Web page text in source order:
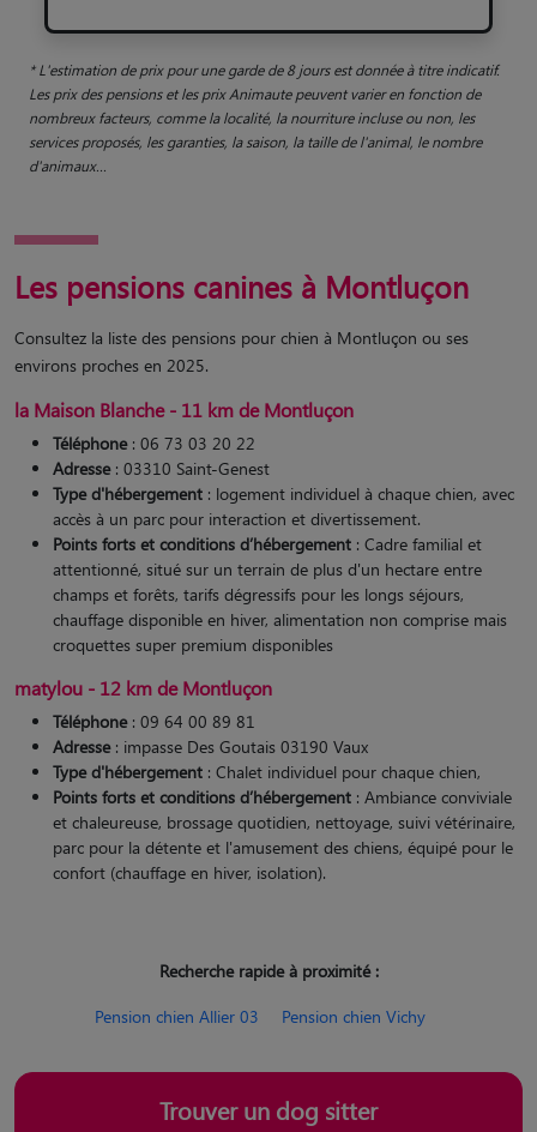
* L'estimation de prix pour une garde de 8 jours est donnée à titre indicatif.
Les prix des pensions et les prix Animaute peuvent varier en fonction de
nombreux facteurs, comme la localité, la nourriture incluse ou non, les
services proposés, les garanties, la saison, la taille de l'animal, le nombre
d'animaux...
Les pensions canines à Montluçon
Consultez la liste des pensions pour chien à Montluçon ou ses
environs proches en 2025.
la Maison Blanche - 11 km de Montluçon
Téléphone: 06 73 03 20 22
Adresse: 03310 Saint-Genest
Type d'hébergement : logement individuel à chaque chien, avec
accès à un parc pour interaction et divertissement.
Points forts et conditions d’hébergement : Cadre familial et
attentionné, situé sur un terrain de plus d'un hectare entre
champs et forêts, tarifs dégressifs pour les longs séjours,
chauffage disponible en hiver, alimentation non comprise mais
croquettes super premium disponibles
matylou - 12 km de Montluçon
Téléphone: 09 64 00 89 81
Adresse: impasse Des Goutais 03190 Vaux
Type d'hébergement : Chalet individuel pour chaque chien,
Points forts et conditions d’hébergement : Ambiance conviviale
et chaleureuse, brossage quotidien, nettoyage, suivi vétérinaire,
parc pour la détente et l'amusement des chiens, équipé pour le
confort (chauffage en hiver, isolation).
Recherche rapide à proximité :
Pension chien Allier 03
Pension chien Vichy
Trouver un dog sitter